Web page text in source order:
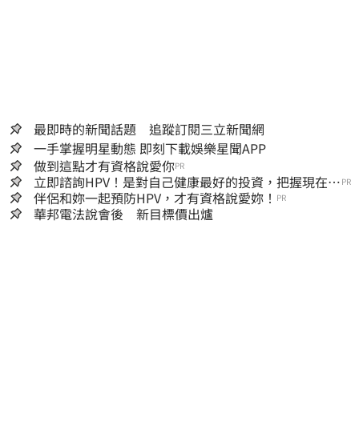
最即時的新聞話題 追蹤訂閱三立新聞網
一手掌握明星動態 即刻下載娛樂星聞APP
做到這點才有資格說愛你PR
立即諮詢HPV！是對自己健康最好的投資，把握現在不
嫌晚！
PR
伴侶和妳一起預防HPV，才有資格說愛妳！ PR
華邦電法說會後 新目標價出爐